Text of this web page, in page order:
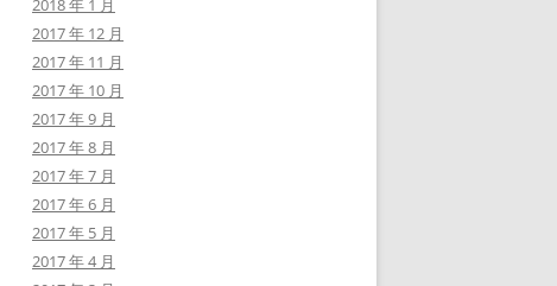
2018 年 1 月
2017 年 12 月
2017 年 11 月
2017 年 10 月
2017 年 9 月
2017 年 8 月
2017 年 7 月
2017 年 6 月
2017 年 5 月
2017 年 4 月